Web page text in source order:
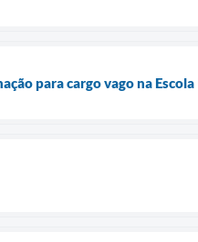
para cargo vago na